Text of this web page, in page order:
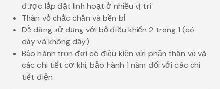
được lắp đặt linh hoạt ở nhiều vị trí
Thân vỏ chắc chắn và bền bỉ
Dễ dàng sử dụng với bộ điều khiển 2 trong 1 (có
dây và không dây)
Bảo hành trọn đời có điều kiện với phần thân vỏ và
các chi tiết cơ khí, bảo hành 1 năm đối với các chi
tiết điện